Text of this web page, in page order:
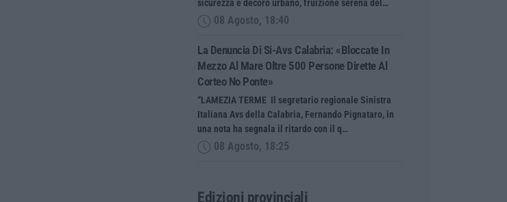
sicurezza e decoro urbano, fruizione serena del…
08 Agosto, 18:40
La Denuncia Di Si-Avs Calabria: «Bloccate In
Mezzo Al Mare Oltre 500 Persone Dirette Al
Corteo No Ponte»
“LAMEZIA TERME Il segretario regionale Sinistra
Italiana Avs della Calabria, Fernando Pignataro, in
una nota ha segnala il ritardo con il q…
08 Agosto, 18:25
Edizioni provinciali